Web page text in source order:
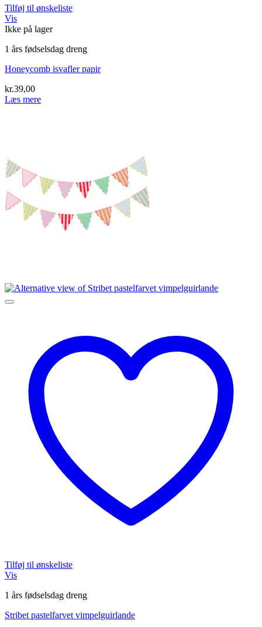
Tilføj til ønskeliste
Vis
Ikke på lager
1 års fødselsdag dreng
Honeycomb isvafler papir
kr.39,00
Læs mere
Tilføj til ønskeliste
Vis
1 års fødselsdag dreng
Stribet pastelfarvet vimpelguirlande